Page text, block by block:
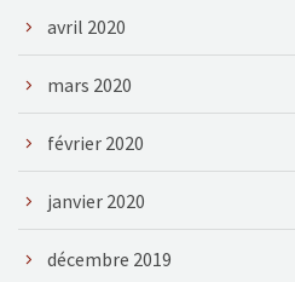
avril 2020
mars 2020
février 2020
janvier 2020
décembre 2019